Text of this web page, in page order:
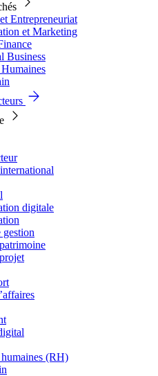
Entrepreneuriat
et Marketing
Business
digitale
gestion
humaines (RH)